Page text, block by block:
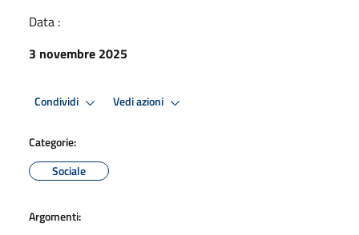
Data :
3 novembre 2025
Condividi Vedi azioni
Categorie:
Sociale
Argomenti: